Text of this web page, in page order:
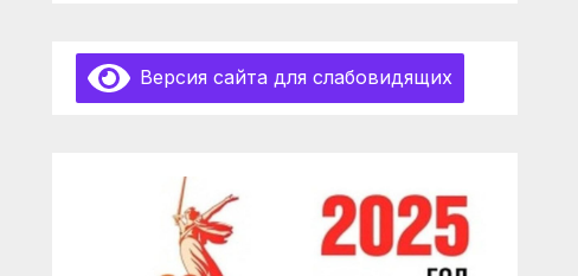
Версия сайта для слабовидящих